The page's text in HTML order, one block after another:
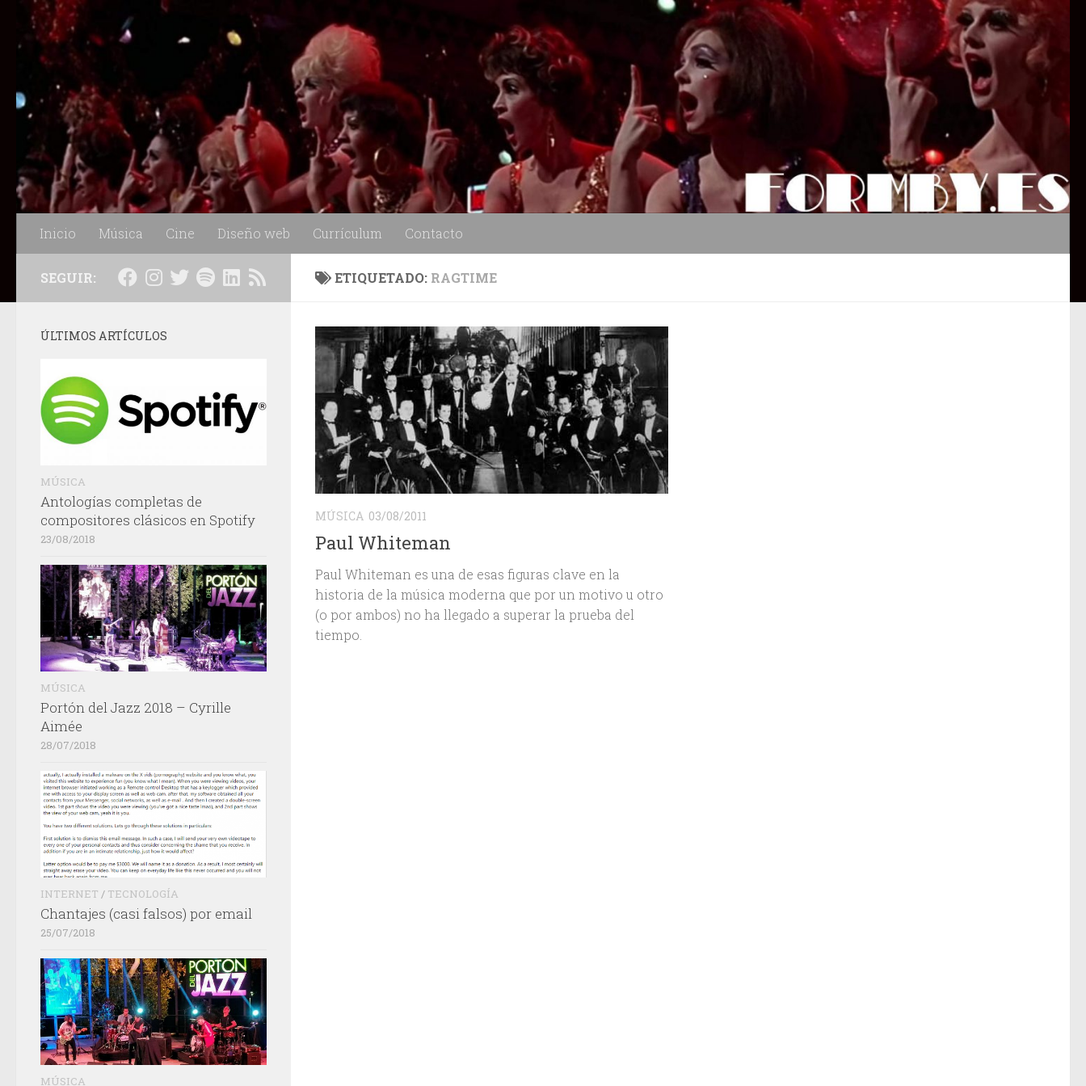
Saltar al contenido
Inicio Música Cine Diseño web Currículum Contacto
ETIQUETADO: RAGTIME
MÚSICA 03/08/2011
Paul Whiteman
Paul Whiteman es una de esas figuras clave en la
historia de la música moderna que por un motivo u otro
(o por ambos) no ha llegado a superar la prueba del
tiempo.
SEGUIR:
ÚLTIMOS ARTÍCULOS
MÚSICA
Antologías completas de
compositores clásicos en Spotify
23/08/2018
MÚSICA
Portón del Jazz 2018 – Cyrille
Aimée
28/07/2018
INTERNET / TECNOLOGÍA
Chantajes (casi falsos) por email
25/07/2018
MÚSICA